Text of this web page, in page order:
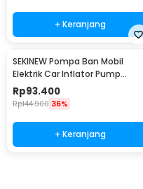
+ Keranjang
SEKINEW Pompa Ban Mobil
Elektrik Car Inflator Pump
Portable 1200mAh - GZ000066
Rp93.400
Rp144.900 36%
+ Keranjang